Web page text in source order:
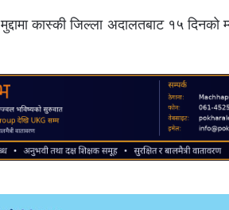
कास्की जिल्ला अदालतबाट १५ दिनको